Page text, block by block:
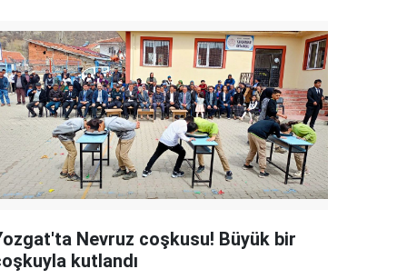
Nevruz coşkusu! Büyük bir
kutlandı